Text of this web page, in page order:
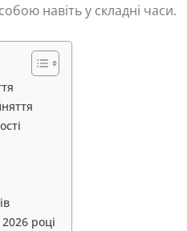
навіть у складні часи.
році